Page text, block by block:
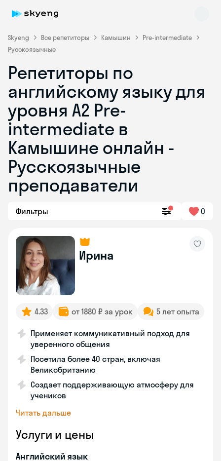
Skyeng Все репетиторы Камышин
Pre-intermediate
Русскоязычные
Репетиторы по
английскому языку для
уровня A2 Pre-
intermediate в
Камышине онлайн -
Русскоязычные
преподаватели
Фильтры 0
Ирина
4.33 от 1880 ₽ за урок 5 лет опыта
Применяет коммуникативный подход для
уверенного общения
Посетила более 40 стран, включая
Великобританию
Создает поддерживающую атмосферу для
учеников
Читать дальше
Услуги и цены
Английский язык
Skyeng Chat